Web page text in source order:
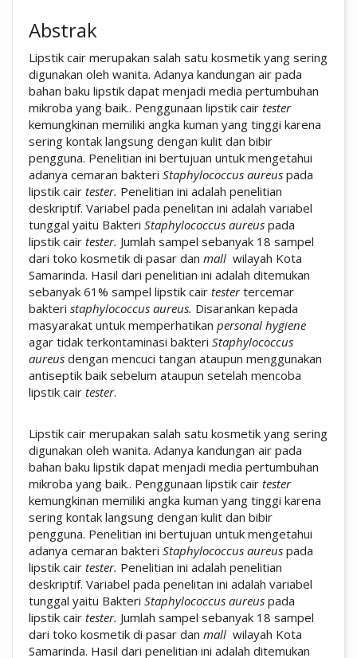
Abstrak
Lipstik cair merupakan salah satu kosmetik yang sering
digunakan oleh wanita. Adanya kandungan air pada
bahan baku lipstik dapat menjadi media pertumbuhan
mikroba yang baik.. Penggunaan lipstik cair tester
kemungkinan memiliki angka kuman yang tinggi karena
sering kontak langsung dengan kulit dan bibir
pengguna. Penelitian ini bertujuan untuk mengetahui
adanya cemaran bakteri Staphylococcus aureus pada
lipstik cair tester. Penelitian ini adalah penelitian
deskriptif. Variabel pada penelitan ini adalah variabel
tunggal yaitu Bakteri Staphylococcus aureus pada
lipstik cair tester. Jumlah sampel sebanyak 18 sampel
dari toko kosmetik di pasar dan mall wilayah Kota
Samarinda. Hasil dari penelitian ini adalah ditemukan
sebanyak 61% sampel lipstik cair testertercemar
bakteri staphylococcus aureus. Disarankan kepada
masyarakat untuk memperhatikan personal hygiene
agar tidak terkontaminasi bakteri Staphylococcus
aureus dengan mencuci tangan ataupun menggunakan
antiseptik baik sebelum ataupun setelah mencoba
lipstik cair tester.
Lipstik cair merupakan salah satu kosmetik yang sering
digunakan oleh wanita. Adanya kandungan air pada
bahan baku lipstik dapat menjadi media pertumbuhan
mikroba yang baik.. Penggunaan lipstik cair tester
kemungkinan memiliki angka kuman yang tinggi karena
sering kontak langsung dengan kulit dan bibir
pengguna. Penelitian ini bertujuan untuk mengetahui
adanya cemaran bakteri Staphylococcus aureus pada
lipstik cair tester. Penelitian ini adalah penelitian
deskriptif. Variabel pada penelitan ini adalah variabel
tunggal yaitu Bakteri Staphylococcus aureus pada
lipstik cair tester. Jumlah sampel sebanyak 18 sampel
dari toko kosmetik di pasar dan mall wilayah Kota
Samarinda. Hasil dari penelitian ini adalah ditemukan